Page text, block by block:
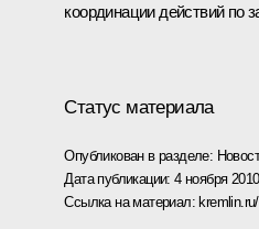
координации действий по
Статус материала
Опубликован в разделе:
Дата публикации:4 ноября
Ссылка на материал: